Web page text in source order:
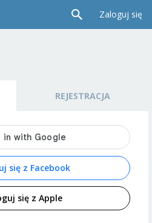
Zaloguj się
REJESTRACJA
się z Facebook
się z Apple